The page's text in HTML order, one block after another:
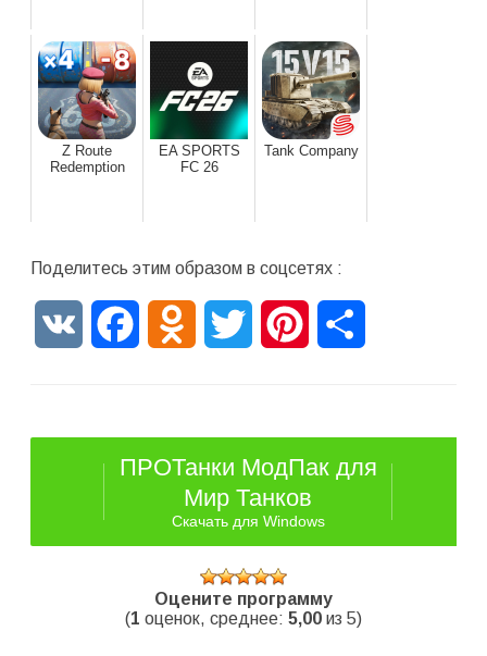
Z Route
Redemption
EA SPORTS
FC 26
Tank Company
Поделитесь этим образом в соцсетях :
VK FacebookOdnoklassniki
Twitter Pinterest
ПРОТанки МодПак для
Мир Танков
Скачать для Windows
Оцените программу
(1 оценок, среднее: 5,00 из 5)